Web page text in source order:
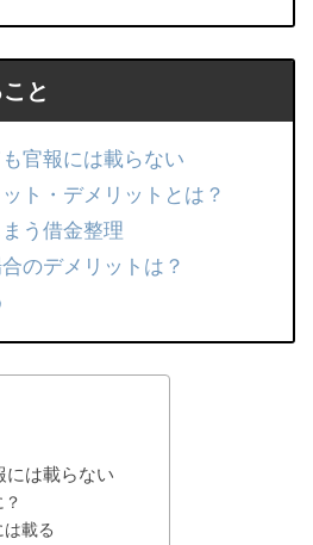
と
官報には載らない
ト・デメリットとは？
う借金整理
のデメリットは？
には載らない
載る